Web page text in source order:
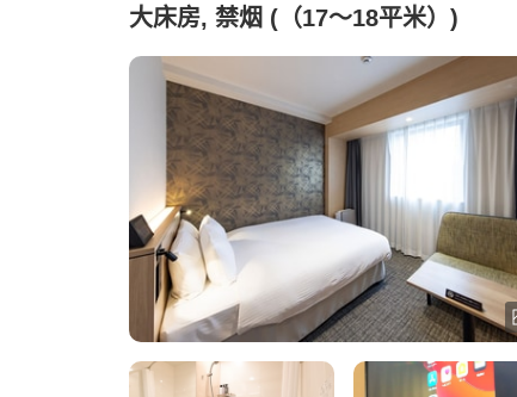
大床房, 禁烟 (（17～18平米）)